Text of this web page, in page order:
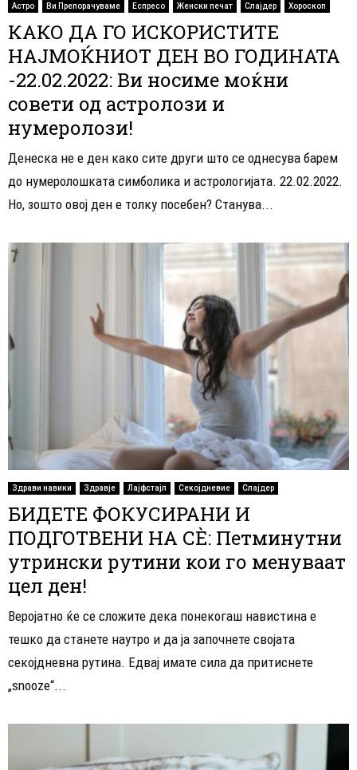
Астро Ви Препорачуваме Еспресо Женски печат Слајдер Хороскоп
КАКО ДА ГО ИСКОРИСТИТЕ
НАЈМОЌНИОТ ДЕН ВО ГОДИНАТА
-22.02.2022: Ви носиме моќни
совети од астролози и
нумеролози!
Денеска не е ден како сите други што се однесува барем
до нумеролошката симболика и астрологијата. 22.02.2022.
Но, зошто овој ден е толку посебен? Станува...
Здрави навики Здравје Лајфстајл Секојдневие Слајдер
БИДЕТЕ ФОКУСИРАНИ И
ПОДГОТВЕНИ НА СÈ: Петминутни
утрински рутини кои го менуваат
цел ден!
Веројатно ќе се сложите дека понекогаш навистина е
тешко да станете наутро и да ја започнете својата
секојдневна рутина. Едвај имате сила да притиснете
„snooze“...